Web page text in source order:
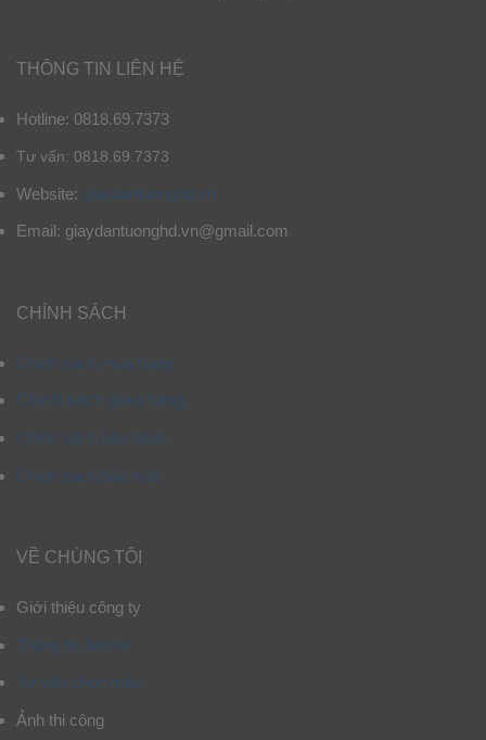
THÔNG TIN LIÊN HỆ
Hotline: 0818.69.7373
Tư vấn: 0818.69.7373
Website: giaydantuonghd.vn
Email: giaydantuonghd.vn@gmail.com
CHÍNH SÁCH
Chính sách mua hàng
Chính sách giao hàng
Chính sách bảo hành
Chính sách bảo mật
VỀ CHÚNG TÔI
Giới thiệu công ty
Thông tin liên hệ
Tư vấn chọn mẫu
Ảnh thi công